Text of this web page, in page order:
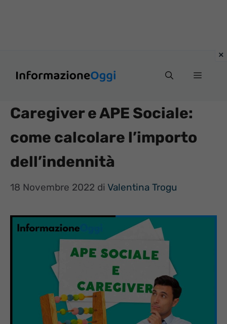
Menu
Caregiver e APE Sociale:
come calcolare l’importo
dell’indennità
18 Novembre 2022 di Valentina Trogu